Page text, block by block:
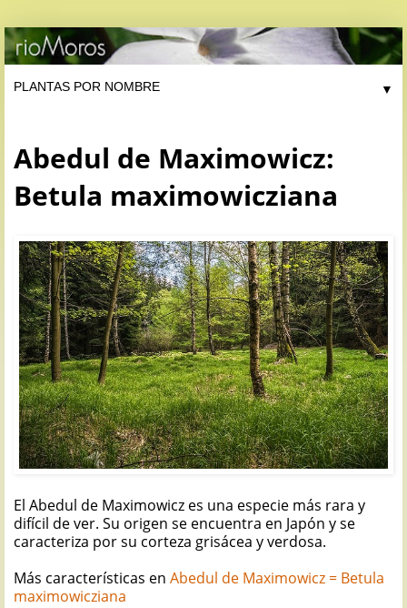
▼
Abedul de Maximowicz:
Betula maximowicziana
El Abedul de Maximowicz es una especie más rara y
difícil de ver. Su origen se encuentra en Japón y se
caracteriza por su corteza grisácea y verdosa.
Más características en Abedul de Maximowicz = Betula
maximowicziana